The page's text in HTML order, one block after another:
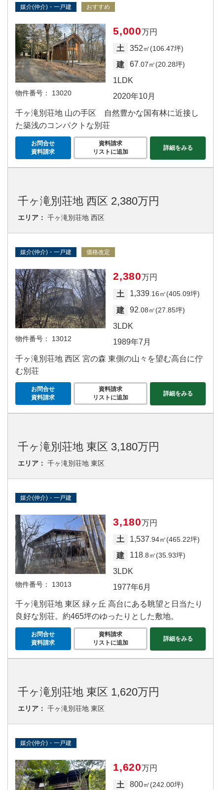
媒介(仲介)・一戸建 おすすめ
物件番号： 13020
5,000万円
土
352㎡(106.47坪)
建 67.07㎡(20.28坪)
1LDK
2020年10月
千ヶ滝別荘地 山の手区 自然豊かな国有林に近接し
た築浅のコンパクトな別荘
お問合せ
資料請求
資料請求
リストに追加
詳細をみる
千ヶ滝別荘地 西区 2,380万円
エリア： 千ヶ滝別荘地 西区
媒介(仲介)・一戸建 価格改定
物件番号： 13012
2,380万円
土
1,339 .16㎡(405.09坪)
建 92 .08㎡(27.85坪)
3LDK
1989年7月
千ヶ滝別荘地 西区 宮の森 東側の山々を望む高台に佇
む別荘
お問合せ
資料請求
資料請求
リストに追加
詳細をみる
千ヶ滝別荘地 東区 3,180万円
エリア： 千ヶ滝別荘地 東区
媒介(仲介)・一戸建
物件番号： 13013
3,180万円
土
1,537 .94㎡(465.22坪)
建 118.8㎡(35.93坪)
3LDK
1977年6月
千ヶ滝別荘地 東区 緑ヶ丘 高台にある眺望と日当たり
良好な別荘。約465坪のゆったりとした敷地。
お問合せ
資料請求
資料請求
リストに追加
詳細をみる
千ヶ滝別荘地 東区 1,620万円
エリア： 千ヶ滝別荘地 東区
媒介(仲介)・一戸建
1,620万円
土
800㎡(242.00坪)